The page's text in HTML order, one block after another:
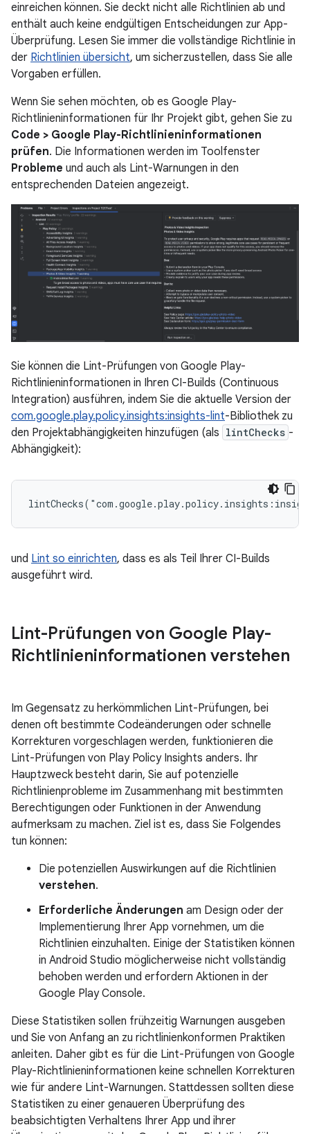
einreichen können. Sie deckt nicht alle Richtlinien ab und
enthält auch keine endgültigen Entscheidungen zur App-
Überprüfung. Lesen Sie immer die vollständige Richtlinie in
der Richtlinien übersicht, um sicherzustellen, dass Sie alle
Vorgaben erfüllen.
Wenn Sie sehen möchten, ob es Google Play-
Richtlinieninformationen für Ihr Projekt gibt, gehen Sie zu
Code > Google Play-Richtlinieninformationen
prüfen. Die Informationen werden im Toolfenster
Probleme und auch als Lint-Warnungen in den
entsprechenden Dateien angezeigt.
Sie können die Lint-Prüfungen von Google Play-
Richtlinieninformationen in Ihren CI-Builds (Continuous
Integration) ausführen, indem Sie die aktuelle Version der
com.google.play.policy.insights:insights-lint-Bibliothek zu
den Projektabhängigkeiten hinzufügen (als lintChecks -
Abhängigkeit):
und Lint so einrichten, dass es als Teil Ihrer CI-Builds
ausgeführt wird.
Lint-Prüfungen von Google Play-
Richtlinieninformationen verstehen
Im Gegensatz zu herkömmlichen Lint-Prüfungen, bei
denen oft bestimmte Codeänderungen oder schnelle
Korrekturen vorgeschlagen werden, funktionieren die
Lint-Prüfungen von Play Policy Insights anders. Ihr
Hauptzweck besteht darin, Sie auf potenzielle
Richtlinienprobleme im Zusammenhang mit bestimmten
Berechtigungen oder Funktionen in der Anwendung
aufmerksam zu machen. Ziel ist es, dass Sie Folgendes
tun können:
Die potenziellen Auswirkungen auf die Richtlinien
verstehen.
Erforderliche Änderungen am Design oder der
Implementierung Ihrer App vornehmen, um die
Richtlinien einzuhalten. Einige der Statistiken können
in Android Studio möglicherweise nicht vollständig
behoben werden und erfordern Aktionen in der
Google Play Console.
Diese Statistiken sollen frühzeitig Warnungen ausgeben
und Sie von Anfang an zu richtlinienkonformen Praktiken
anleiten. Daher gibt es für die Lint-Prüfungen von Google
Play-Richtlinieninformationen keine schnellen Korrekturen
wie für andere Lint-Warnungen. Stattdessen sollten diese
Statistiken zu einer genaueren Überprüfung des
beabsichtigten Verhaltens Ihrer App und ihrer